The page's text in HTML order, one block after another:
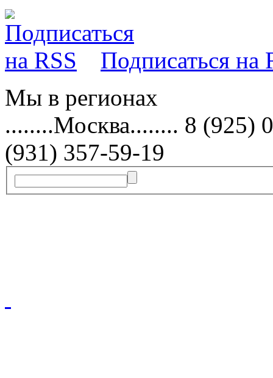
Подписаться на
Мы в регионах
........Москва........ 8 (925)
(931) 357-59-19